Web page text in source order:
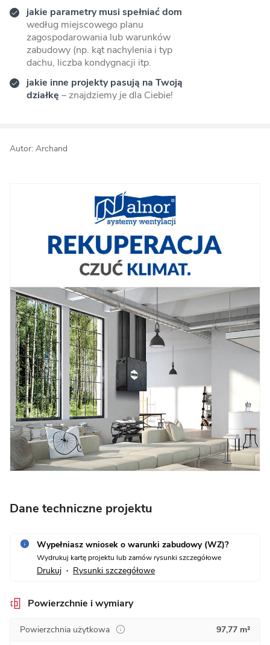
jakie parametry musi spełniać dom
według miejscowego planu
zagospodarowania lub warunków
zabudowy (np. kąt nachylenia i typ
dachu, liczba kondygnacji itp.
jakie inne projekty pasują na Twoją
działkę – znajdziemy je dla Ciebie!
Autor: Archand
Dane techniczne projektu
Wypełniasz wniosek o warunki zabudowy (WZ)?
Wydrukuj kartę projektu lub zamów rysunki szczegółowe
Drukuj • Rysunki szczegółowe
Powierzchnie i wymiary
Powierzchnia użytkowa 97,77 m²